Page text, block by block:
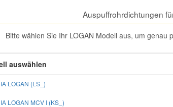
Auspuffrohrdichtungen
Bitte wählen Sie Ihr LOGAN Modell aus, um genau
auswählen
LOGAN (LS_)
LOGAN MCV I (KS_)